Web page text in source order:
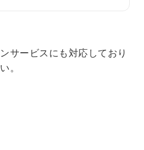
サービスにも対応しており
。